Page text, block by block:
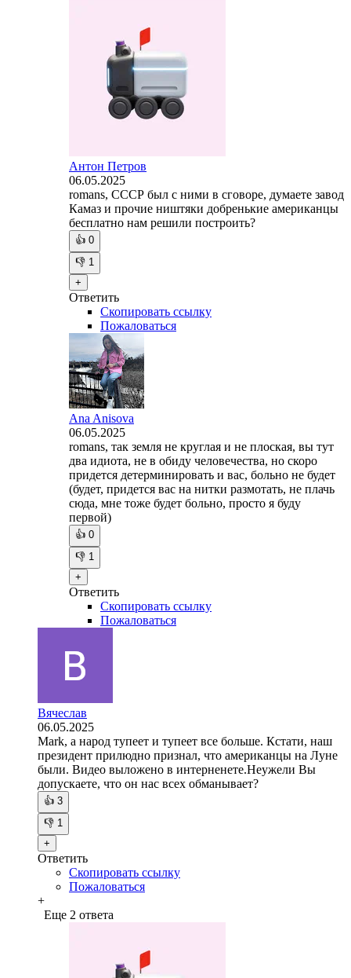
Антон Петров
06.05.2025
romans, СССР был с ними в сговоре, думаете завод
Камаз и прочие ништяки добренькие американцы
бесплатно нам решили построить?
👍 0
👎 1
+
Ответить
Скопировать ссылку
Пожаловаться
Ana Anisova
06.05.2025
romans, так земля не круглая и не плоская, вы тут
два идиота, не в обиду человечества, но скоро
придется детерминировать и вас, больно не будет
(будет, придется вас на нитки размотать, не плачь
сюда, мне тоже будет больно, просто я буду
первой)
👍 0
👎 1
+
Ответить
Скопировать ссылку
Пожаловаться
Вячеслав
06.05.2025
Mark, а народ тупеет и тупеет все больше. Кстати, наш
президент прилюдно признал, что американцы на Луне
были. Видео выложено в интерненете.Неужели Вы
допускаете, что он нас всех обманывает?
👍 3
👎 1
+
Ответить
Скопировать ссылку
Пожаловаться
+
Еще 2 ответа